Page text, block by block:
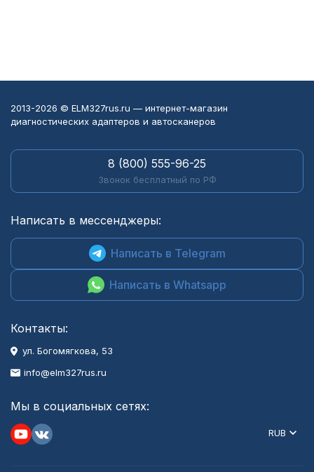
2013-2026 © ELM327rus.ru — интернет-магазин
диагностических адаптеров и автосканеров
8 (800) 555-96-25
Звонок бесплатный по РФ
Написать в мессенджеры:
Написать в Telegram
Написать в Whatsapp
Контакты:
ул. Богомягкова, 53
info@elm327rus.ru
Мы в социальных сетях:
RUB